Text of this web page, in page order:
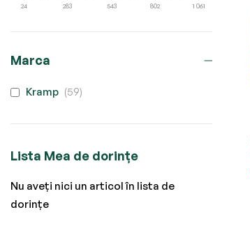
24 283 543 802 1 061
Marca
Kramp 59produse
Lista Mea de dorințe
Nu aveți nici un articol în lista de
dorințe